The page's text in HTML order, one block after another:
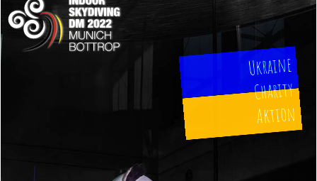
Ukraine
Charity
Aktion